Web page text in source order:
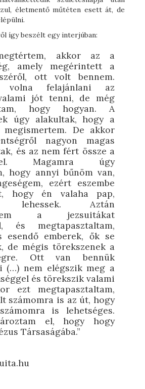
életmentő műtéten esett át, de
így beszélt egy interjúban:
akkor az a
amely megérintett a
ott volt bennem.
volna felajánlani az
jót tenni, de még
hogy hogyan. A
úgy alakultak, hogy a
megismertem. De akkor
nagyon magas
és az nem fért össze a
Magamra úgy
hogy annyi bűnöm van,
ezért eszembe
hogy én valaha pap,
lehessek. Aztán
a jezsuitákat
és megtapasztaltam,
emberek, ők se
de mégis törekszenek a
Ott van bennük
(…) nem elégszik meg a
és törekszik valami
ezt megtapasztaltam,
számomra is az út, hogy
is lehetséges.
el, hogy hogy
Társaságába.”